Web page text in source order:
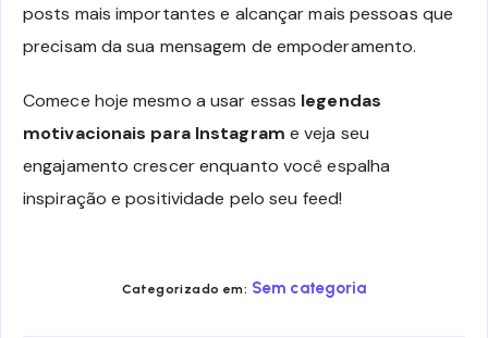
posts mais importantes e alcançar mais pessoas que
precisam da sua mensagem de empoderamento.
Comece hoje mesmo a usar essas legendas
motivacionais para Instagram e veja seu
engajamento crescer enquanto você espalha
inspiração e positividade pelo seu feed!
Categorizado em: Sem categoria